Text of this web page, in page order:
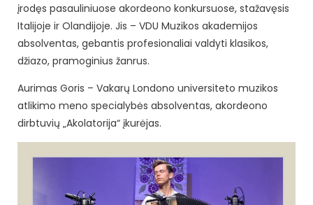
įrodęs pasauliniuose akordeono konkursuose, stažavęsis
Italijoje ir Olandijoje. Jis – VDU Muzikos akademijos
absolventas, gebantis profesionaliai valdyti klasikos,
džiazo, pramoginius žanrus.
Aurimas Goris – Vakarų Londono universiteto muzikos
atlikimo meno specialybės absolventas, akordeono
dirbtuvių „Akolatorija“ įkurėjas.